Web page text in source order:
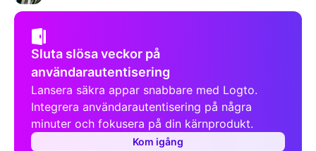
Sluta slösa veckor på
användarautentisering
Lansera säkra appar snabbare med Logto.
Integrera användarautentisering på några
minuter och fokusera på din kärnprodukt.
Kom igång